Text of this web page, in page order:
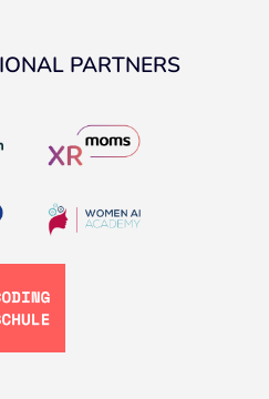
PARTNERS